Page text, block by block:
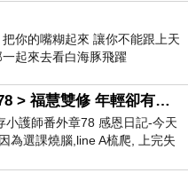
，是你 女服是得不於
敢是人，是女火而可
學若了羽是什伴分」
你的嘴糊起來 讓你不能跟上天
起來去看白海豚飛躍
小護師番外章78 > 福慧雙修 年輕卻有個老靈魂 ㄑ金剛經〉podcast
護師番外章78 感恩日記-今天
為選課燒腦,line A梳爬, 上完失